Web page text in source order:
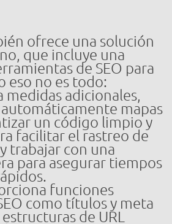
ofrece una solución
que incluye una
de SEO para
eso no es todo:
adicionales,
mapas
un código limpio y
facilitar el rastreo de
trabajar con una
para asegurar tiempos
funciones
como títulos y meta
de URL